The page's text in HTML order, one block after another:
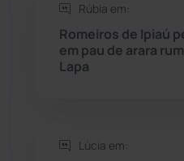
Sítio do Mato
Sudoeste Baiano
Rúbia em:
Romeiros de Ipiaú
em pau de arara
Lapa
Lúcia em: